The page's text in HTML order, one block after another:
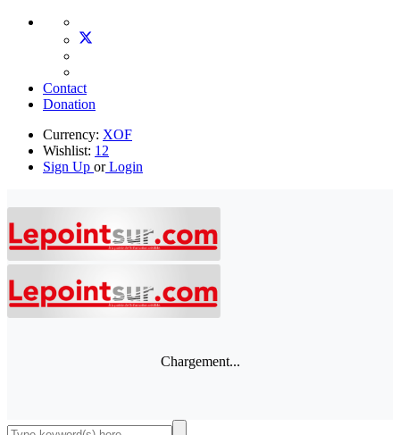
Contact
Donation
Currency: XOF
Wishlist: 12
Sign Up orLogin
Chargement...